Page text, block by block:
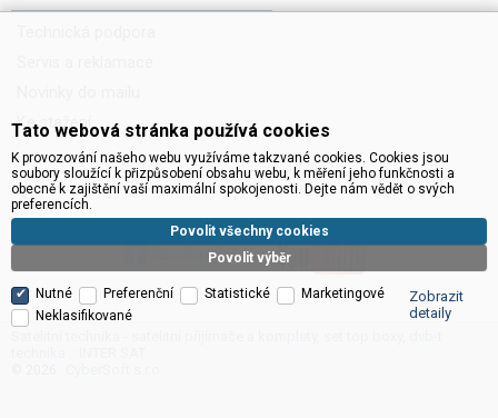
Ke stažení
Tato webová stránka používá cookies
K provozování našeho webu využíváme takzvané cookies. Cookies jsou
soubory sloužící k přizpůsobení obsahu webu, k měření jeho funkčnosti a
obecně k zajištění vaší maximální spokojenosti. Dejte nám vědět o svých
preferencích.
Povolit výběr
Povolit všechny cookies
Nutné Preferenční Statistické
Marketingové
Neklasifikované
Zobrazit
detaily